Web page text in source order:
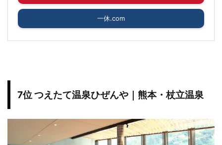
一休.com
7位 つえたて温泉ひぜんや｜熊本・杖立温泉